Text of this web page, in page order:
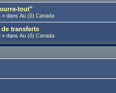
tout”
» dansAu (ô) Canada
transferts
» dansAu (ô) Canada